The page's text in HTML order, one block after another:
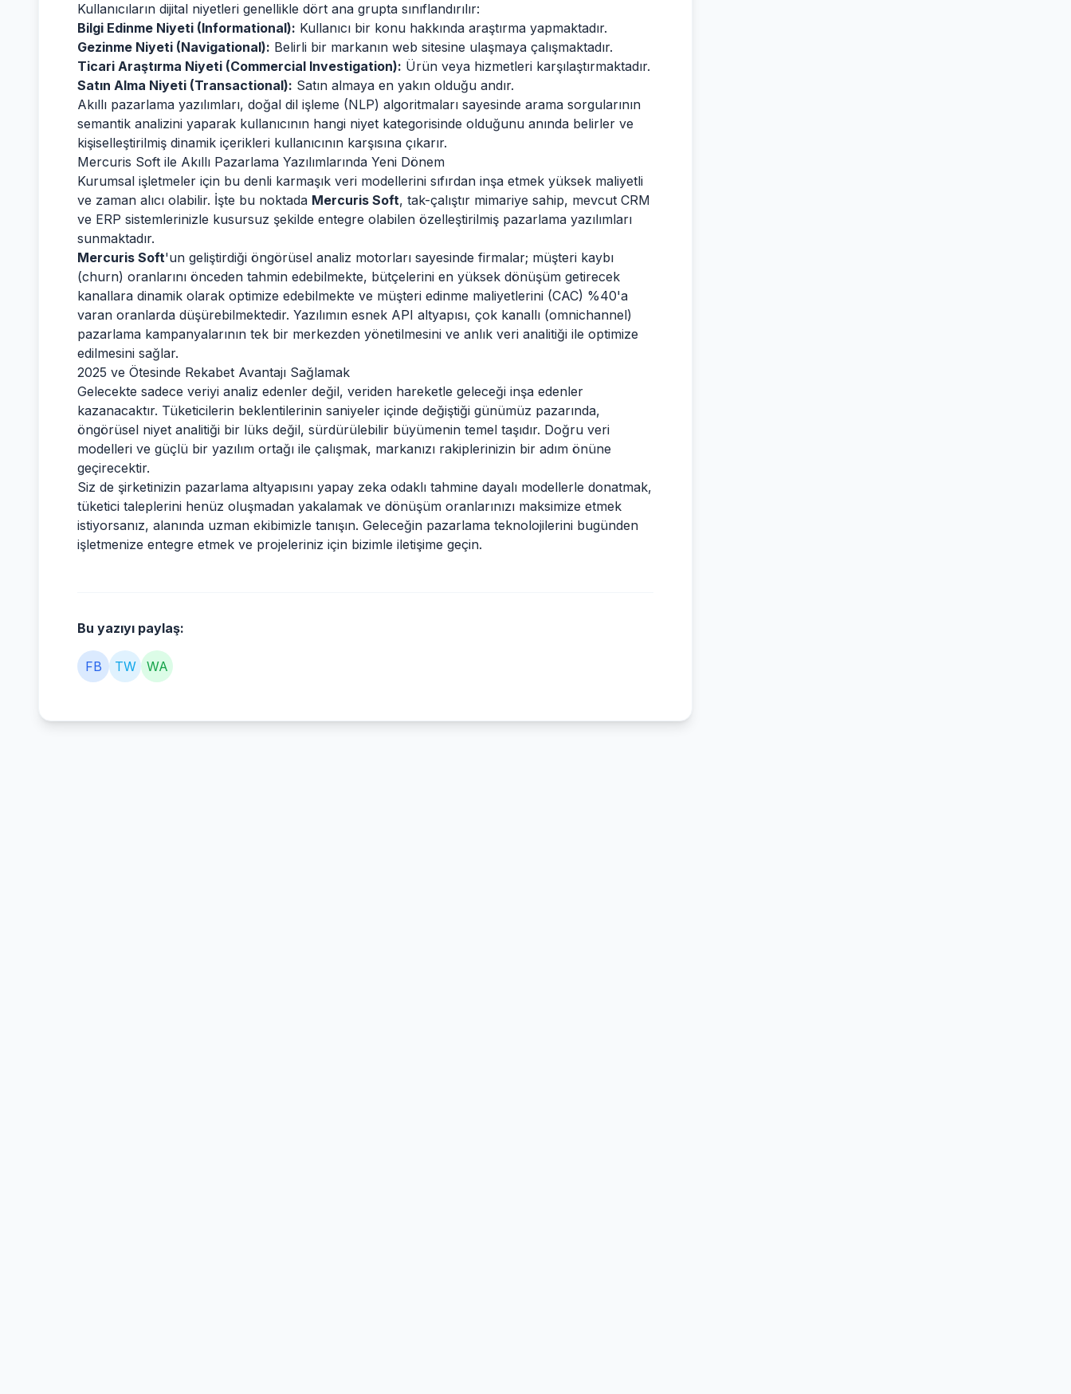
Kullanıcıların dijital niyetleri genellikle dört ana grupta sınıflandırılır:
Bilgi Edinme Niyeti (Informational): Kullanıcı bir konu hakkında araştırma yapmaktadır.
Gezinme Niyeti (Navigational): Belirli bir markanın web sitesine ulaşmaya çalışmaktadır.
Ticari Araştırma Niyeti (Commercial Investigation): Ürün veya hizmetleri karşılaştırmaktadır.
Satın Alma Niyeti (Transactional): Satın almaya en yakın olduğu andır.
Akıllı pazarlama yazılımları, doğal dil işleme (NLP) algoritmaları sayesinde arama sorgularının
semantik analizini yaparak kullanıcının hangi niyet kategorisinde olduğunu anında belirler ve
kişiselleştirilmiş dinamik içerikleri kullanıcının karşısına çıkarır.
Mercuris Soft ile Akıllı Pazarlama Yazılımlarında Yeni Dönem
Kurumsal işletmeler için bu denli karmaşık veri modellerini sıfırdan inşa etmek yüksek maliyetli
ve zaman alıcı olabilir. İşte bu noktada Mercuris Soft, tak-çalıştır mimariye sahip, mevcut CRM
ve ERP sistemlerinizle kusursuz şekilde entegre olabilen özelleştirilmiş pazarlama yazılımları
sunmaktadır.
Mercuris Soft'un geliştirdiği öngörüsel analiz motorları sayesinde firmalar; müşteri kaybı
(churn) oranlarını önceden tahmin edebilmekte, bütçelerini en yüksek dönüşüm getirecek
kanallara dinamik olarak optimize edebilmekte ve müşteri edinme maliyetlerini (CAC) %40'a
varan oranlarda düşürebilmektedir. Yazılımın esnek API altyapısı, çok kanallı (omnichannel)
pazarlama kampanyalarının tek bir merkezden yönetilmesini ve anlık veri analitiği ile optimize
edilmesini sağlar.
2025 ve Ötesinde Rekabet Avantajı Sağlamak
Gelecekte sadece veriyi analiz edenler değil, veriden hareketle geleceği inşa edenler
kazanacaktır. Tüketicilerin beklentilerinin saniyeler içinde değiştiği günümüz pazarında,
öngörüsel niyet analitiği bir lüks değil, sürdürülebilir büyümenin temel taşıdır. Doğru veri
modelleri ve güçlü bir yazılım ortağı ile çalışmak, markanızı rakiplerinizin bir adım önüne
geçirecektir.
Siz de şirketinizin pazarlama altyapısını yapay zeka odaklı tahmine dayalı modellerle donatmak,
tüketici taleplerini henüz oluşmadan yakalamak ve dönüşüm oranlarınızı maksimize etmek
istiyorsanız, alanında uzman ekibimizle tanışın. Geleceğin pazarlama teknolojilerini bugünden
işletmenize entegre etmek ve projeleriniz için bizimle iletişime geçin.
Bu yazıyı paylaş:
FB TW WA